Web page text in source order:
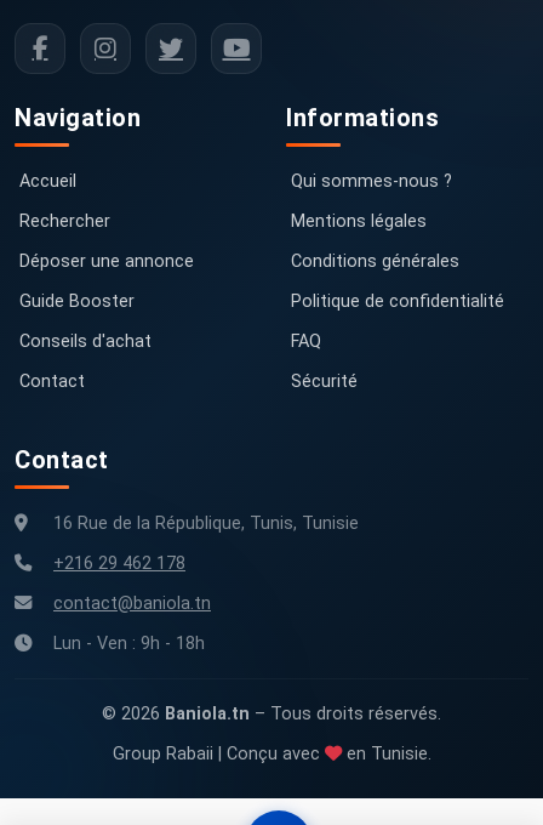
Navigation
Accueil
Rechercher
Déposer une annonce
Guide Booster
Conseils d'achat
Contact
Informations
Qui sommes-nous ?
Mentions légales
Conditions générales
Politique de confidentialité
FAQ
Sécurité
Contact
16 Rue de la République, Tunis, Tunisie
+216 29 462 178
contact@baniola.tn
Lun - Ven : 9h - 18h
© 2026 Baniola.tn – Tous droits réservés.
Group Rabaii | Conçu avec
en Tunisie.